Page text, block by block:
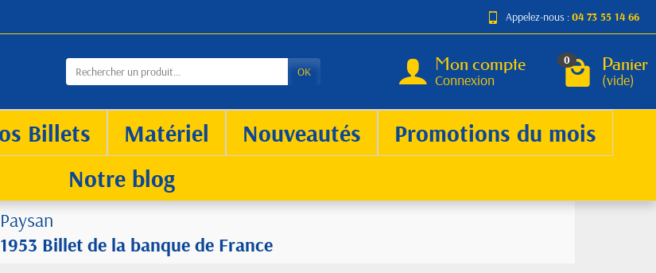
Appelez-nous :04 73 55 14 66
OK Mon compte
Connexion
0 Panier
(vide)
Billets Matériel Nouveautés
Promotions du mois
Notre blog
Billet de la banque de France